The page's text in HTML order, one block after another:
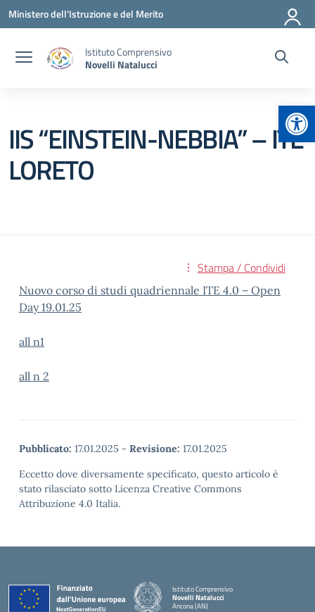
Vai ai contenuti
Vai al menu di navigazione
Vai al footer
Ministero dell'Istruzione e del Merito
Istituto Comprensivo
Novelli Natalucci
IIS “EINSTEIN-NEBBIA” – ITE
LORETO
Stampa / Condividi
Nuovo corso di studi quadriennale ITE 4.0 – Open
Day 19.01.25
all n1
all n 2
Pubblicato: 17.01.2025 - Revisione: 17.01.2025
Eccetto dove diversamente specificato, questo articolo è
stato rilasciato sotto Licenza Creative Commons
Attribuzione 4.0 Italia.
Istituto Comprensivo
Novelli Natalucci
Ancona (AN)